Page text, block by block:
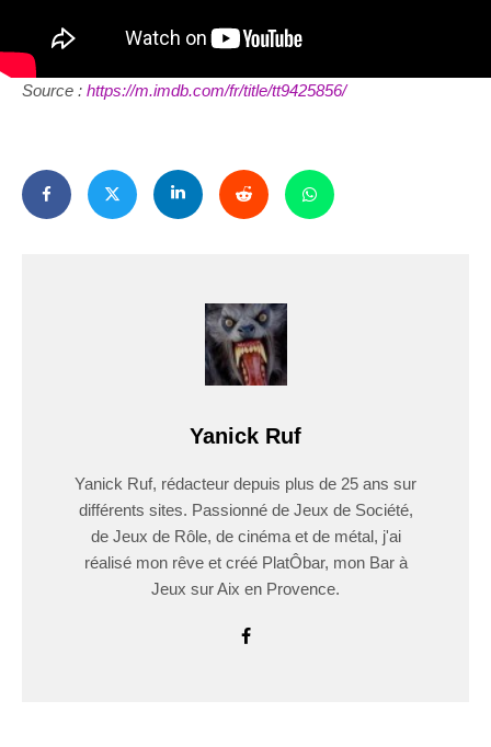
Source : https://m.imdb.com/fr/title/tt9425856/
Yanick Ruf
Yanick Ruf, rédacteur depuis plus de 25 ans sur
différents sites. Passionné de Jeux de Société,
de Jeux de Rôle, de cinéma et de métal, j'ai
réalisé mon rêve et créé PlatÔbar, mon Bar à
Jeux sur Aix en Provence.